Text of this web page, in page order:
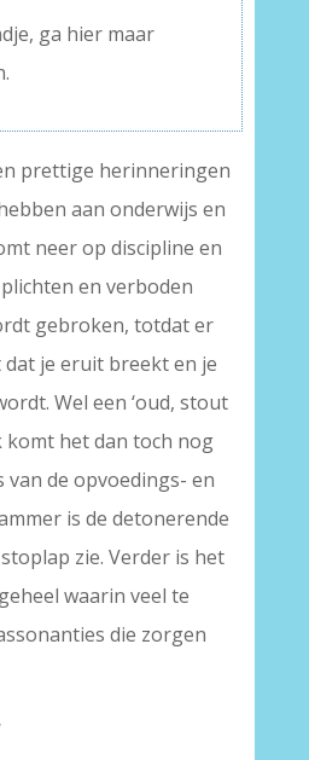
ga hier maar
prettige herinneringen
aan onderwijs en
neer op discipline en
en verboden
gebroken, totdat er
je eruit breekt en je
Wel een ‘oud, stout
komt het dan toch nog
van de opvoedings- en
is de detonerende
zie. Verder is het
waarin veel te
die zorgen